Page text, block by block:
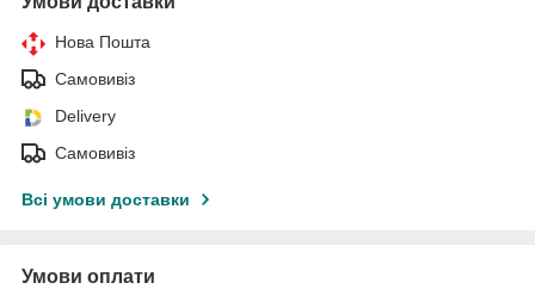
Нова Пошта
Самовивіз
Delivery
Самовивіз
Всі умови доставки
Умови оплати